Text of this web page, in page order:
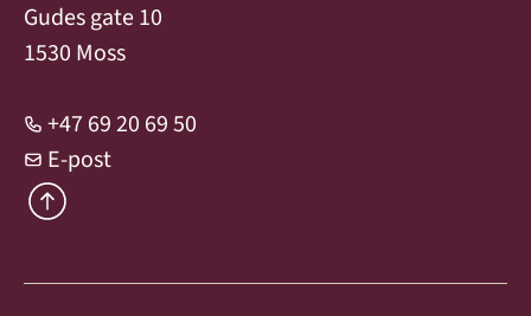
Gudes gate 10
1530 Moss
+47 69 20 69 50
E-post